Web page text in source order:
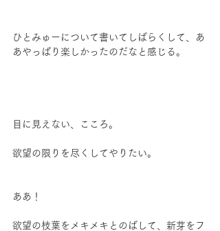
ひとみゅーについて書いてしばらくして、あ
あやっぱり楽しかったのだなと感じる。
目に見えない、こころ。
欲望の限りを尽くしてやりたい。
ああ！
欲望の枝葉をメキメキとのばして、新芽をフ